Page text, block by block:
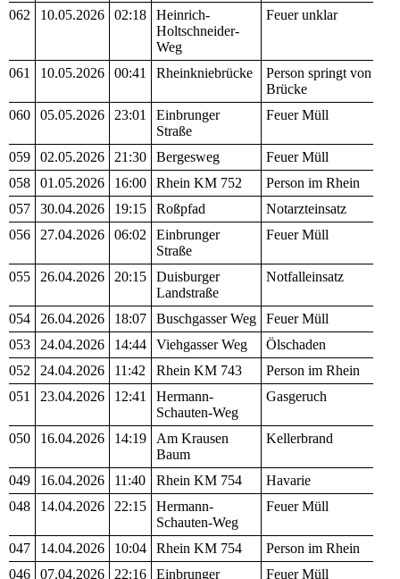
062 10.05.2026 02:18
Heinrich-
Holtschneider-
Weg
Feuer unklar
061 10.05.2026 00:41 Rheinkniebrücke
Person springt von
Brücke
060
05.05.2026 23:01
Einbrunger
Straße
Feuer Müll
059 02.05.2026 21:30 Bergesweg
Feuer Müll
058
01.05.2026 16:00 Rhein KM 752
Person im Rhein
057
30.04.2026 19:15 Roßpfad
Notarzteinsatz
056
27.04.2026 06:02
Einbrunger
Straße
Feuer Müll
055 26.04.2026 20:15
Duisburger
Landstraße
Notfalleinsatz
054 26.04.2026 18:07 Buschgasser Weg
Feuer Müll
053
24.04.2026 14:44 Viehgasser Weg
Ölschaden
052
24.04.2026 11:42 Rhein KM 743
Person im Rhein
051
23.04.2026 12:41
Hermann-
Schauten-Weg
Gasgeruch
050 16.04.2026 14:19
Am Krausen
Baum
Kellerbrand
049 16.04.2026 11:40 Rhein KM 754
Havarie
048
14.04.2026 22:15
Hermann-
Schauten-Weg
Feuer Müll
047 14.04.2026 10:04 Rhein KM 754
Person im Rhein
046
07.04.2026 22:16
Einbrunger
Feuer Müll